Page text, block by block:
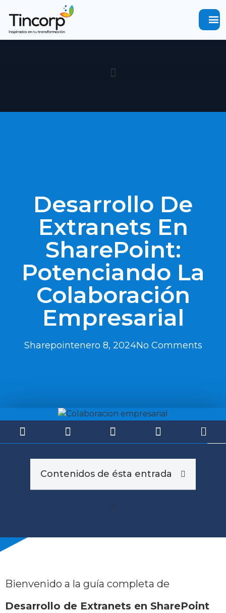
menu
Desarrollo De
Extranets En
SharePoint:
Potenciando La
Colaboración
Empresarial
Sharepointenero 8, 2024No Comments
Contenidos de ésta entrada
Bienvenido a la guía completa de
Desarrollo de Extranets en SharePoint